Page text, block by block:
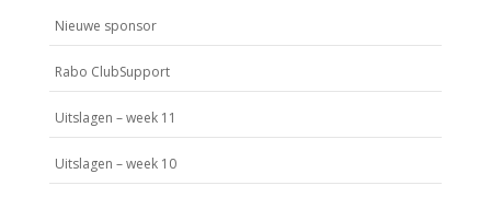
Nieuwe sponsor
Rabo ClubSupport
Uitslagen – week 11
Uitslagen – week 10